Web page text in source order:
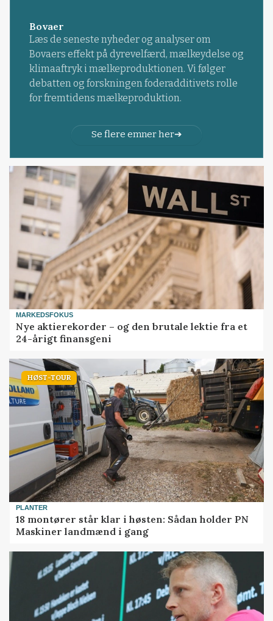
Bovaer
Læs de seneste nyheder og analyser om
Bovaers effekt på dyrevelfærd, mælkeydelse og
klimaaftryk i mælkeproduktionen. Vi følger
debatten og forskningen foderadditivets rolle
for fremtidens mælkeproduktion.
Se flere emner her
MARKEDSFOKUS
Nye aktierekorder – og den brutale lektie fra et
24-årigt finansgeni
HØST-TOUR
PLANTER
18 montører står klar i høsten: Sådan holder PN
Maskiner landmænd i gang